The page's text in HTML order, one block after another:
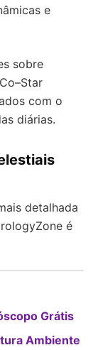
e
sobre
com o
diárias.
detalhada
é
Grátis
Ambiente